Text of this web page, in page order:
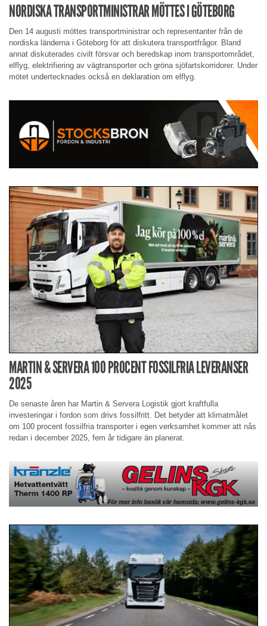
NORDISKA TRANSPORTMINISTRAR MÖTTES I GÖTEBORG
Den 14 augusti möttes transportministrar och representanter från de
nordiska länderna i Göteborg för att diskutera transportfrågor. Bland
annat diskuterades civilt försvar och beredskap inom transportområdet,
elflyg, elektrifiering av vägtransporter och gröna sjöfartskorridorer. Under
mötet undertecknades också en deklaration om elflyg.
MARTIN & SERVERA 100 PROCENT FOSSILFRIA LEVERANSER
2025
De senaste åren har Martin & Servera Logistik gjort kraftfulla
investeringar i fordon som drivs fossilfritt. Det betyder att klimatmålet
om 100 procent fossilfria transporter i egen verksamhet kommer att nås
redan i december 2025, fem år tidigare än planerat.